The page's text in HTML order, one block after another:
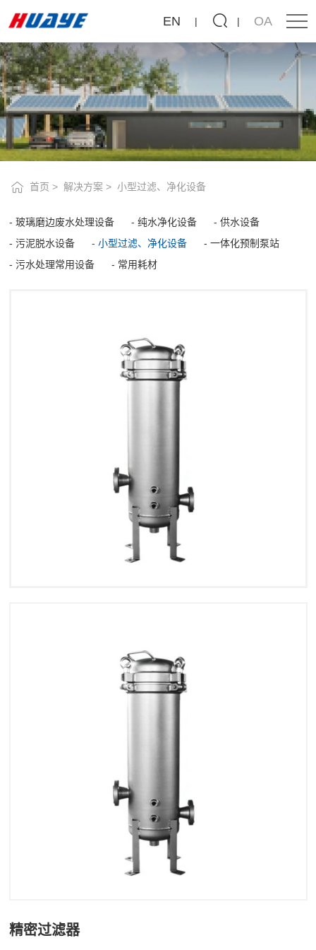
EN OA
精
密
过
滤
器
首页 解决方案 小型过滤、净化设备
玻璃磨边废水处理设备 纯水净化设备
供水设备
污泥脱水设备
小型过滤、净化设备
一体化预制泵站
污水处理常用设备
常用耗材
精密过滤器